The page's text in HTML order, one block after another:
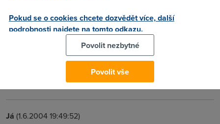
denne. Horsi FUP nez Volny snad nikdo vymyslet nemohl. A
stanovovat limit na prumer je totalni nesmysl. Bude to
orezavat i mnoho lidi s lehkym nadprumerem a prumer pujde
stale dolu... Silenstvi... Internet expressu od CT jsem se smal.
Ac je otazkou jak CT caruje s agregaci, ale pokud to pojede
po snizeni opravdu tech 64 kbps, tak je to oproti depriorizaci
u Volneho radost...
Já (1.6.2004 19:49:52)
Pokud se o cookies chcete dozvědět více, další
podrobnosti najdete na tomto odkazu.
Povolit nezbytné
Povolit vše